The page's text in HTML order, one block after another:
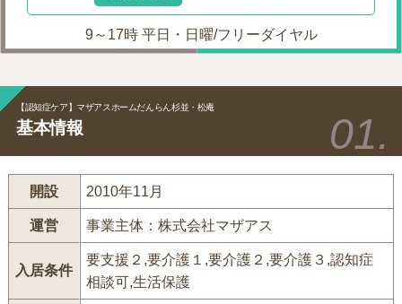
9～17時 平日・日曜/フリーダイヤル
【認知症ケア】マザアスホームだんらん杉並・松庵
基本情報
開設 2010年11月
運営 事業主体：株式会社マザアス
入居条件
要支援２,要介護１,要介護２,要介護３,認知症
相談可,生活保護